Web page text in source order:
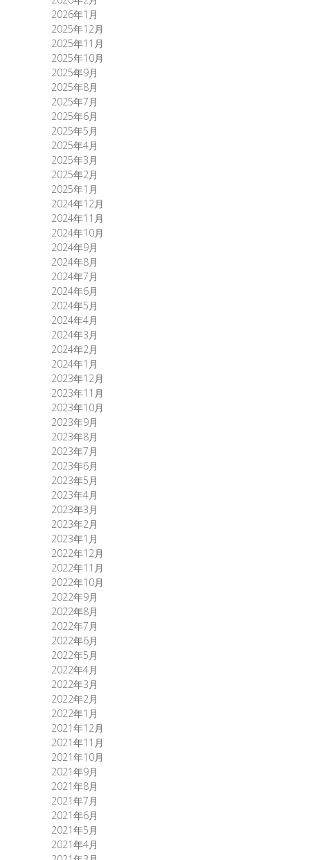
2026年1月
2025年12月
2025年11月
2025年10月
2025年9月
2025年8月
2025年7月
2025年6月
2025年5月
2025年4月
2025年3月
2025年2月
2025年1月
2024年12月
2024年11月
2024年10月
2024年9月
2024年8月
2024年7月
2024年6月
2024年5月
2024年4月
2024年3月
2024年2月
2024年1月
2023年12月
2023年11月
2023年10月
2023年9月
2023年8月
2023年7月
2023年6月
2023年5月
2023年4月
2023年3月
2023年2月
2023年1月
2022年12月
2022年11月
2022年10月
2022年9月
2022年8月
2022年7月
2022年6月
2022年5月
2022年4月
2022年3月
2022年2月
2022年1月
2021年12月
2021年11月
2021年10月
2021年9月
2021年8月
2021年7月
2021年6月
2021年5月
2021年4月